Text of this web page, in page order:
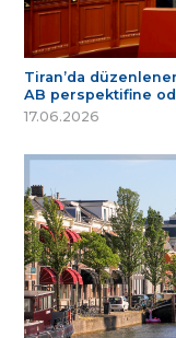
Tiran’da
AB perspektifine
17.06.2026